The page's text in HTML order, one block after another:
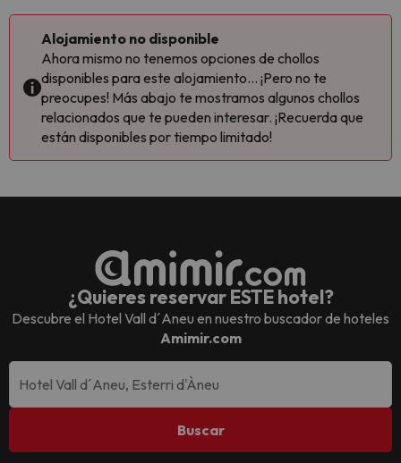
Alojamiento no disponible
Ahora mismo no tenemos opciones de chollos
disponibles para este alojamiento... ¡Pero no te
preocupes! Más abajo te mostramos algunos chollos
relacionados que te pueden interesar. ¡Recuerda que
están disponibles por tiempo limitado!
¿Quieres reservar ESTE hotel?
Descubre el Hotel Vall d´Aneu en nuestro buscador de hoteles
Amimir.com
Buscar